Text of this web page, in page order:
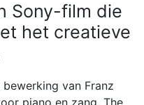
Sony-film die
het creatieve
van Franz
piano en zang, The